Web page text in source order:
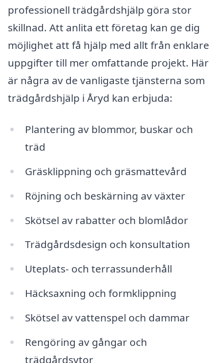
professionell trädgårdshjälp göra stor
skillnad. Att anlita ett företag kan ge dig
möjlighet att få hjälp med allt från enklare
uppgifter till mer omfattande projekt. Här
är några av de vanligaste tjänsterna som
trädgårdshjälp i Åryd kan erbjuda:
Plantering av blommor, buskar och
träd
Gräsklippning och gräsmattevård
Röjning och beskärning av växter
Skötsel av rabatter och blomlådor
Trädgårdsdesign och konsultation
Uteplats- och terrassunderhåll
Häcksaxning och formklippning
Skötsel av vattenspel och dammar
Rengöring av gångar och
trädgårdsytor